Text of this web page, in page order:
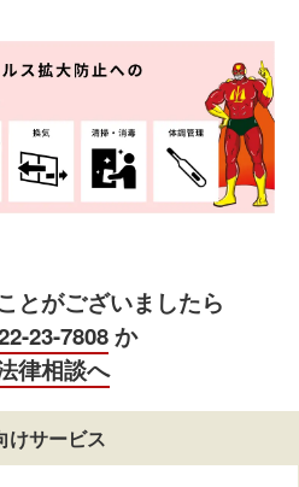
とがございましたら
23-7808か
律相談へ
けサービス